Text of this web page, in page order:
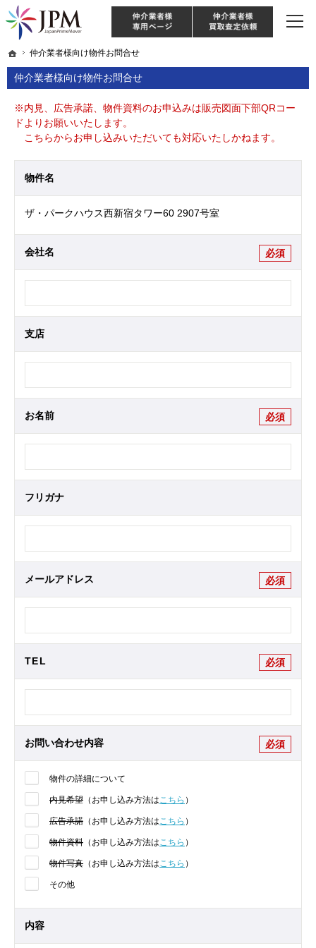
ホーム
仲介業者様向け物件お問合せ
仲介業者様向け物件お問合せ
東京・神奈川・埼玉・千葉のリノベーション住宅や中古マンションを手がける会
【物件買取強化中！】リノベーション住宅・不動産・中古マンションならJPM
※内見、広告承諾、物件資料のお申込みは販売図面下部QRコー
ドよりお願いいたします。
こちらからお申し込みいただいても対応いたしかねます。
物件名
ザ・パークハウス西新宿タワー60 2907号室
会社名 必須
支店
お名前 必須
フリガナ
メールアドレス 必須
TEL 必須
お問い合わせ内容 必須
物件の詳細について
内見希望 （お申し込み方法はこちら ）
広告承諾 （お申し込み方法はこちら ）
物件資料 （お申し込み方法はこちら ）
物件写真 （お申し込み方法はこちら ）
その他
内容
ホーム
仲介業者様向け物件お問合せ